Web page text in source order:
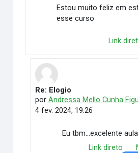
Estou muito feliz em
esse curso
Link
Em resposta à Éverton
Re: Elogio
por Andressa Mello Cunha
4 fev. 2024, 19:26
Eu tbm...excelente
Link direto